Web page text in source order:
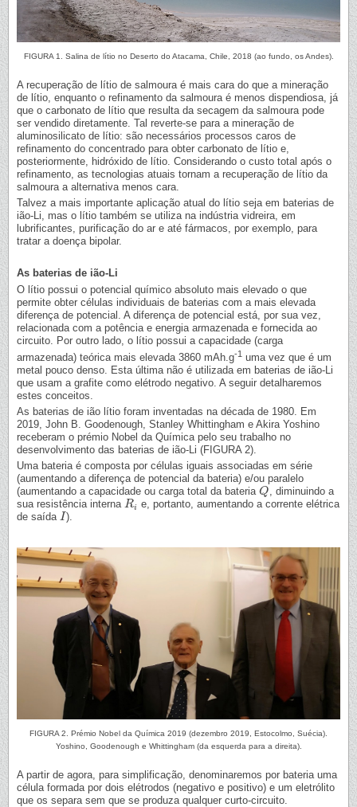
FIGURA 1. Salina de lítio no Deserto do Atacama, Chile, 2018 (ao fundo, os Andes).
A recuperação de lítio de salmoura é mais cara do que a mineração
de lítio, enquanto o refinamento da salmoura é menos dispendiosa, já
que o carbonato de lítio que resulta da secagem da salmoura pode
ser vendido diretamente. Tal reverte-se para a mineração de
aluminosilicato de lítio: são necessários processos caros de
refinamento do concentrado para obter carbonato de lítio e,
posteriormente, hidróxido de lítio. Considerando o custo total após o
refinamento, as tecnologias atuais tornam a recuperação de lítio da
salmoura a alternativa menos cara.
Talvez a mais importante aplicação atual do lítio seja em baterias de
ião-Li, mas o lítio também se utiliza na indústria vidreira, em
lubrificantes, purificação do ar e até fármacos, por exemplo, para
tratar a doença bipolar.
As baterias de ião-Li
O lítio possui o potencial químico absoluto mais elevado o que
permite obter células individuais de baterias com a mais elevada
diferença de potencial. A diferença de potencial está, por sua vez,
relacionada com a potência e energia armazenada e fornecida ao
circuito. Por outro lado, o lítio possui a capacidade (carga
armazenada) teórica mais elevada 3860 mAh.g-1 uma vez que é um
metal pouco denso. Esta última não é utilizada em baterias de ião-Li
que usam a grafite como elétrodo negativo. A seguir detalharemos
estes conceitos.
As baterias de ião lítio foram inventadas na década de 1980. Em
2019, John B. Goodenough, Stanley Whittingham e Akira Yoshino
receberam o prémio Nobel da Química pelo seu trabalho no
desenvolvimento das baterias de ião-Li (FIGURA 2).
Uma bateria é composta por células iguais associadas em série
(aumentando a diferença de potencial da bateria) e/ou paralelo
(aumentando a capacidade ou carga total da bateria Q
Q , diminuindo a
sua resistência interna Ri
Ri e, portanto, aumentando a corrente elétrica
de saída I
I ).
FIGURA 2. Prémio Nobel da Química 2019 (dezembro 2019, Estocolmo, Suécia).
Yoshino, Goodenough e Whittingham (da esquerda para a direita).
A partir de agora, para simplificação, denominaremos por bateria uma
célula formada por dois elétrodos (negativo e positivo) e um eletrólito
que os separa sem que se produza qualquer curto-circuito.